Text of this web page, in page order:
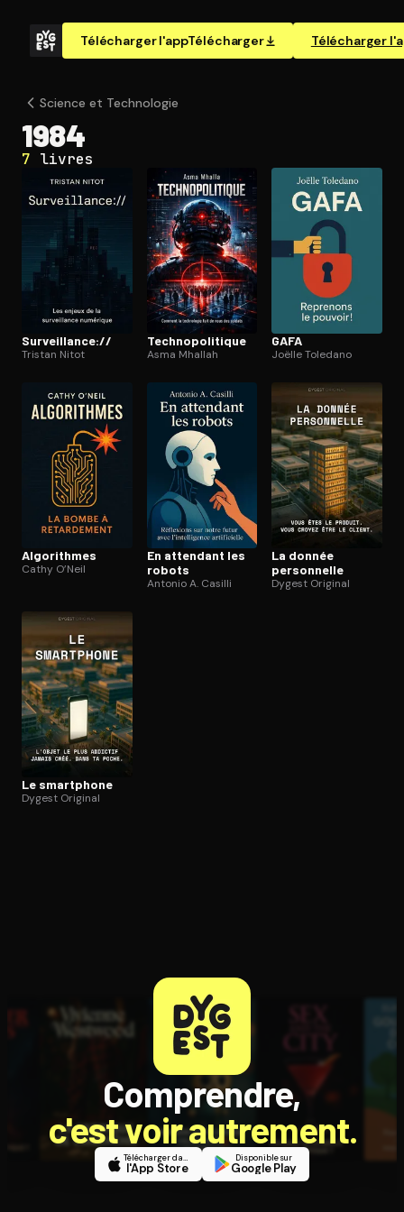
Télécharger l'appTélécharger Télécharger
Ouvre l'app Appareil photo, pointe sur le code. C'est gratuit à
Science et Technologie
1984
7 livres
Sur­veillance://
Tristan Nitot
Tech­no­po­li­tique
Asma Mhallah
GAFA
Joëlle Toledano
Algorithmes
Cathy O’Neil
En attendant les
robots
Antonio A. Casilli
La donnée
personnelle
Dygest Original
Le smartphone
Dygest Original
Comprendre,
c'est voir autrement.
Télécharger dans
l'App Store
Disponible sur
Google Play